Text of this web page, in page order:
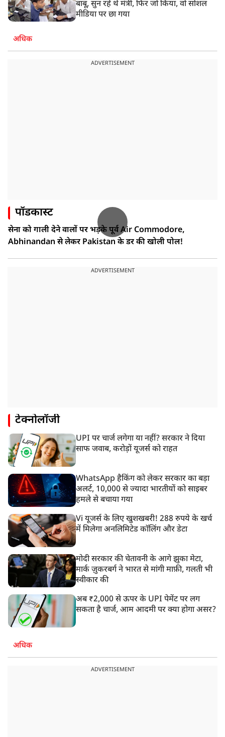
बाबू, सुन रहे थे मंत्री, फिर जो किया, वो सोशल
मीडिया पर छा गया
अधिक
ADVERTISEMENT
पॉडकास्ट
सेना को गाली देने वालों पर भड़के पूर्व Air Commodore,
Abhinandan से लेकर Pakistan के डर की खोली पोल!
ADVERTISEMENT
टेक्नोलॉजी
UPI पर चार्ज लगेगा या नहीं? सरकार ने दिया
साफ जवाब, करोड़ों यूजर्स को राहत
WhatsApp हैकिंग को लेकर सरकार का बड़ा
अलर्ट, 10,000 से ज्यादा भारतीयों को साइबर
हमले से बचाया गया
Vi यूजर्स के लिए खुशखबरी! 288 रुपये के खर्च
में मिलेगा अनलिमिटेड कॉलिंग और डेटा
मोदी सरकार की चेतावनी के आगे झुका मेटा,
मार्क ज़ुकरबर्ग ने भारत से मांगी माफ़ी, गलती भी
स्वीकार की
अब ₹2,000 से ऊपर के UPI पेमेंट पर लग
सकता है चार्ज, आम आदमी पर क्या होगा असर?
अधिक
ADVERTISEMENT